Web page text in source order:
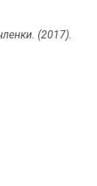
(2017).